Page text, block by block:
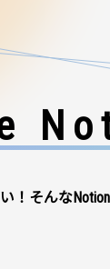
！そんな